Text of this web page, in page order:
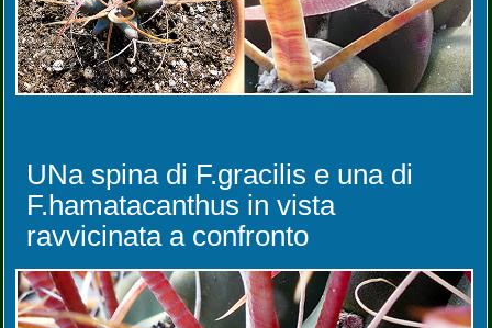
UNa spina di F.gracilis e una di
F.hamatacanthus in vista
ravvicinata a confronto